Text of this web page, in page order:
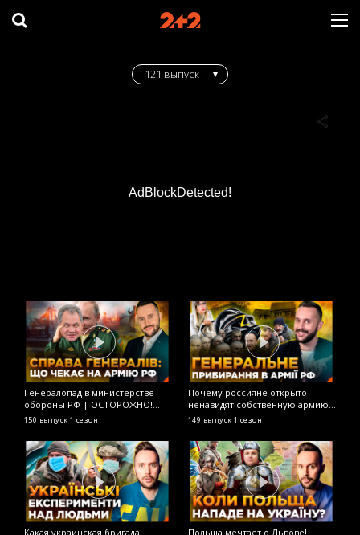
AdBlockDetected!
121 выпуск
Генералопад в министерстве
обороны РФ | ОСТОРОЖНО!
ФЕЙК
150 выпуск 1 сезон
Почему россияне открыто
ненавидят собственную армию?
ОСТОРОЖНО! ФЕЙК
149 выпуск 1 сезон
Какая украинская бригада
Польша мечтает о Львове!